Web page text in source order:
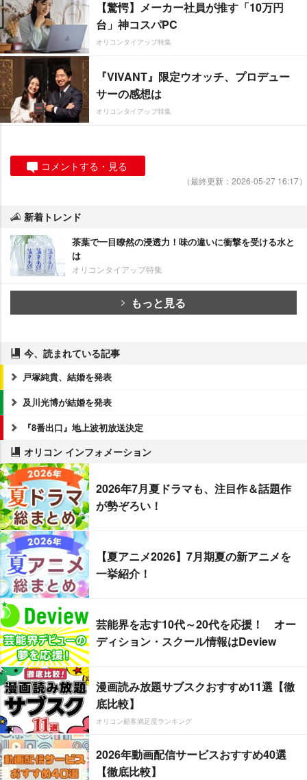
【驚愕】メーカー社員が推す「10万円
台」神コスパPC
オリコンタイアップ特集
『VIVANT』限定ウオッチ、プロデュー
サーの感想は
オリコンタイアップ特集
コメントする・見る
（最終更新：2026-05-27 16:17）
新着トレンド
茶葉で一目瞭然の浸透力！味の違いに衝撃を受ける水と
は
オリコンタイアップ特集
もっと見る
今、読まれている記事
戸塚純貴、結婚を発表
及川光博が結婚を発表
『8番出口』地上波初放送決定
オリコン インフォメーション
2026年7月夏ドラマも、注目作＆話題作
が勢ぞろい！
【夏アニメ2026】7月期夏の新アニメを
一挙紹介！
芸能界を志す10代～20代を応援！ オー
ディション・スクール情報はDeview
漫画読み放題サブスクおすすめ11選【徹
底比較】
オリコン顧客満足度ランキング
2026年動画配信サービスおすすめ40選
【徹底比較】